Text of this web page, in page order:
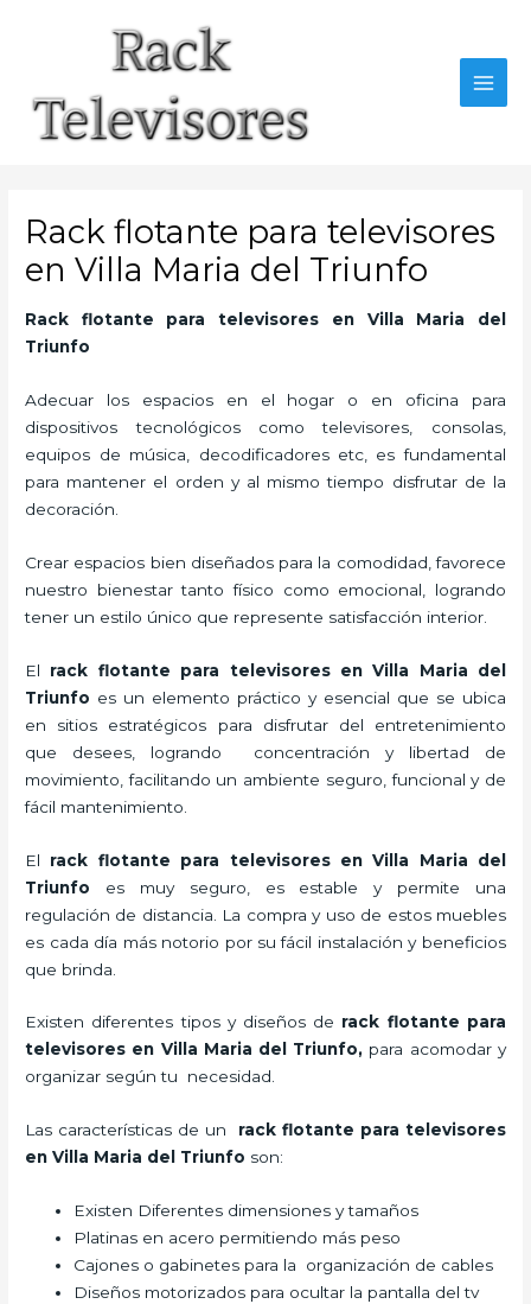
Rack flotante para televisores
en Villa Maria del Triunfo
Rack flotante para televisores en Villa Maria del
Triunfo
Adecuar los espacios en el hogar o en oficina para
dispositivos tecnológicos como televisores, consolas,
equipos de música, decodificadores etc, es fundamental
para mantener el orden y al mismo tiempo disfrutar de la
decoración.
Crear espacios bien diseñados para la comodidad, favorece
nuestro bienestar tanto físico como emocional, logrando
tener un estilo único que represente satisfacción interior.
El rack flotante para televisores en Villa Maria del
Triunfo es un elemento práctico y esencial que se ubica
en sitios estratégicos para disfrutar del entretenimiento
que desees, logrando concentración y libertad de
movimiento, facilitando un ambiente seguro, funcional y de
fácil mantenimiento.
El rack flotante para televisores en Villa Maria del
Triunfo es muy seguro, es estable y permite una
regulación de distancia. La compra y uso de estos muebles
es cada día más notorio por su fácil instalación y beneficios
que brinda.
Existen diferentes tipos y diseños de rack flotante para
televisores en Villa Maria del Triunfo, para acomodar y
organizar según tu necesidad.
Las características de un rack flotante para televisores
en Villa Maria del Triunfo son:
Existen Diferentes dimensiones y tamaños
Platinas en acero permitiendo más peso
Cajones o gabinetes para la organización de cables
Diseños motorizados para ocultar la pantalla del tv